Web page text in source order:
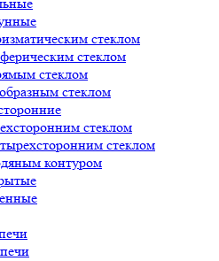
стеклом
стеклом
стеклом
стеклом
стеклом
стеклом
контуром